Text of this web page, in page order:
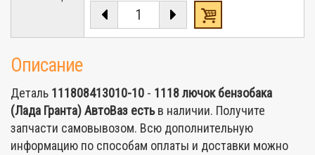
Описание
Деталь 111808413010-10 - 1118 лючок бензобака
(Лада Гранта) АвтоВаз естьв наличии. Получите
запчасти самовывозом. Всю дополнительную
информацию по способам оплаты и доставки можно